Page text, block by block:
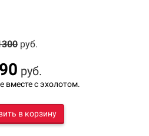
руб.
руб.
вместе с эхолотом.
в корзину